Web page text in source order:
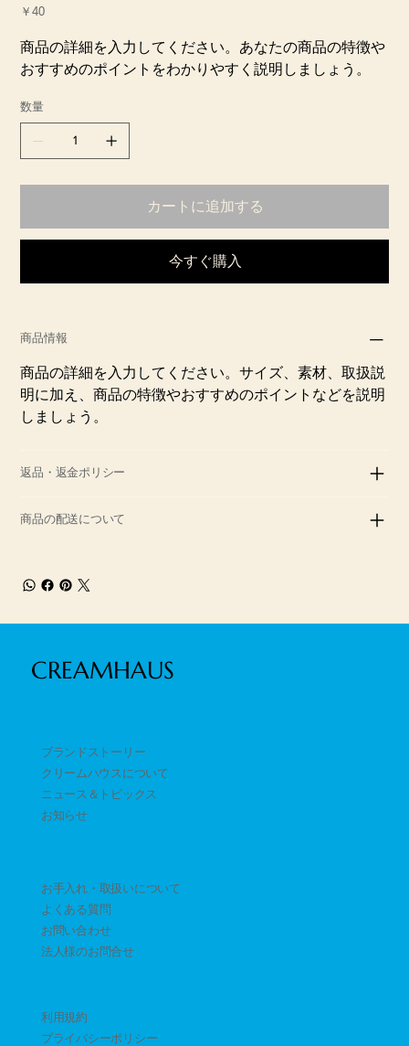
価
￥40
商品の詳細を入力してください。あなたの商品の特徴や
おすすめのポイントをわかりやすく説明しましょう。
数量
カートに追加する
今すぐ購入
商品情報
商品の詳細を入力してください。サイズ、素材、取扱説
明に加え、商品の特徴やおすすめのポイントなどを説明
しましょう。
返品・返金ポリシー
商品の配送について
利用規約
プライバシーポリシー
ブランドストーリー
クリームハウスについて
ニュース＆トピックス
​お知らせ
お手入れ・取扱いについて
よくある質問
お問い合わせ
​法人様のお問合せ
CREAMHAUS